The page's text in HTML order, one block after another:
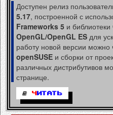
Доступен релиз
5.17, построенной с
Frameworks 5 и библиотеки
OpenGL/OpenGL ES для
работу новой версии можно
openSUSE и сборки от
различных дистрибутивов
странице.
Ч ИТАТЬ